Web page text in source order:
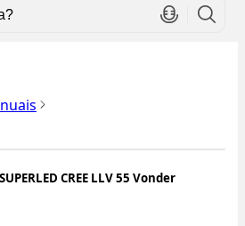
CREE LLV 55 Vonder